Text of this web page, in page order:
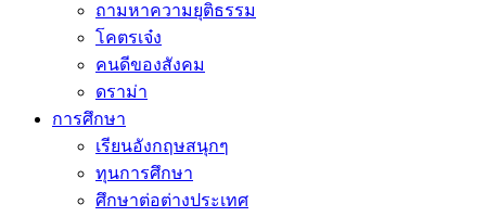
ถามหาความยุติธรรม
โคตรเจ๋ง
คนดีของสังคม
ดราม่า
การศึกษา
เรียนอังกฤษสนุกๆ
ทุนการศึกษา
ศึกษาต่อต่างประเทศ